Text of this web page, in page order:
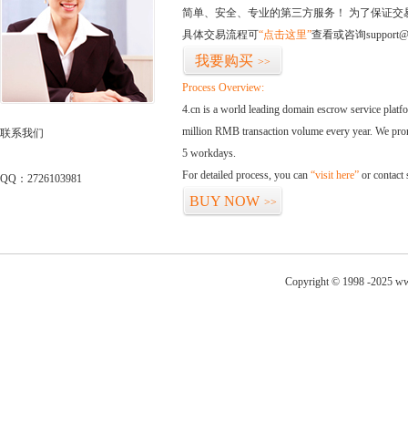
联系我们
QQ：2726103981
简单、安全、专业的第三方服务！ 为了保证
具体交易流程可“点击这里”查看或咨询
我要购买 >>
Process Overview:
4.cn is a world leading domain escrow service
million RMB transaction volume every year. We
5 workdays.
For detailed process, you can “visit here” or contact
BUY NOW >>
Copyright © 1998 -2025